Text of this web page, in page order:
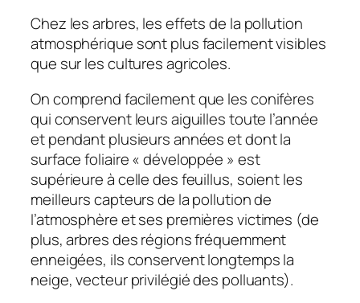
Chez les arbres, les effets de la pollution
atmosphérique sont plus facilement visibles
que sur les cultures agricoles.
On comprend facilement que les conifères
qui conservent leurs aiguilles toute l’année
et pendant plusieurs années et dont la
surface foliaire « développée » est
supérieure à celle des feuillus, soient les
meilleurs capteurs de la pollution de
l’atmosphère et ses premières victimes (de
plus, arbres des régions fréquemment
enneigées, ils conservent longtemps la
neige, vecteur privilégié des polluants).